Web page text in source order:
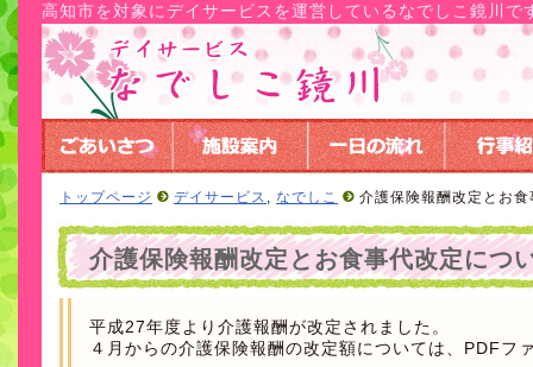
高知市を対象にデイサービスを運営しているなでしこ鏡川で
トップページ デイサービス , なでしこ 介護保険報酬改定とお
介護保険報酬改定とお食事代改定につ
平成27年度より介護報酬が改定されました。
４月からの介護保険報酬の改定額については、PDFフ